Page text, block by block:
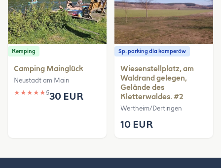
Kemping
Camping Mainglück
Neustadt am Main
★ ★ ★ ★ ★530 EUR
Sp. parking dla kamperów
Wiesenstellplatz, am
Waldrand gelegen,
Gelände des
Kletterwaldes. #2
Wertheim/Dertingen
10 EUR